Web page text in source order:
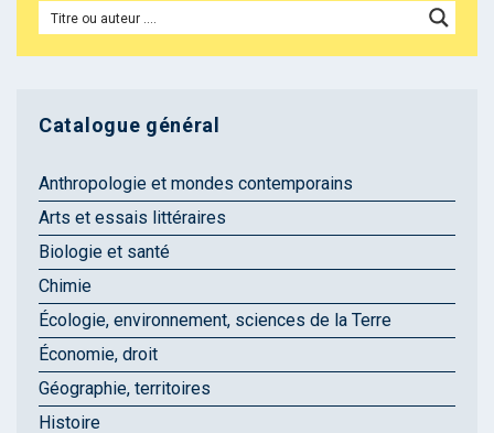
Catalogue général
Anthropologie et mondes contemporains
Arts et essais littéraires
Biologie et santé
Chimie
Écologie, environnement, sciences de la Terre
Économie, droit
Géographie, territoires
Histoire